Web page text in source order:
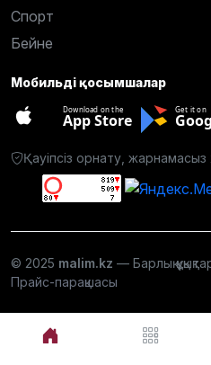
Спорт
Бейне
Мобильді қосымшалар
Download on the
App Store
Get it on
Қауіпсіз орнату,
© 2025 malim.kz — Барлық
Прайс-парақшасы